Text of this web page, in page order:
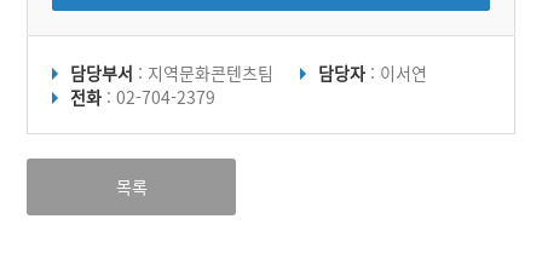
담당부서 : 지역문화콘텐츠팀 담당자 : 이서연
전화 : 02-704-2379
목록